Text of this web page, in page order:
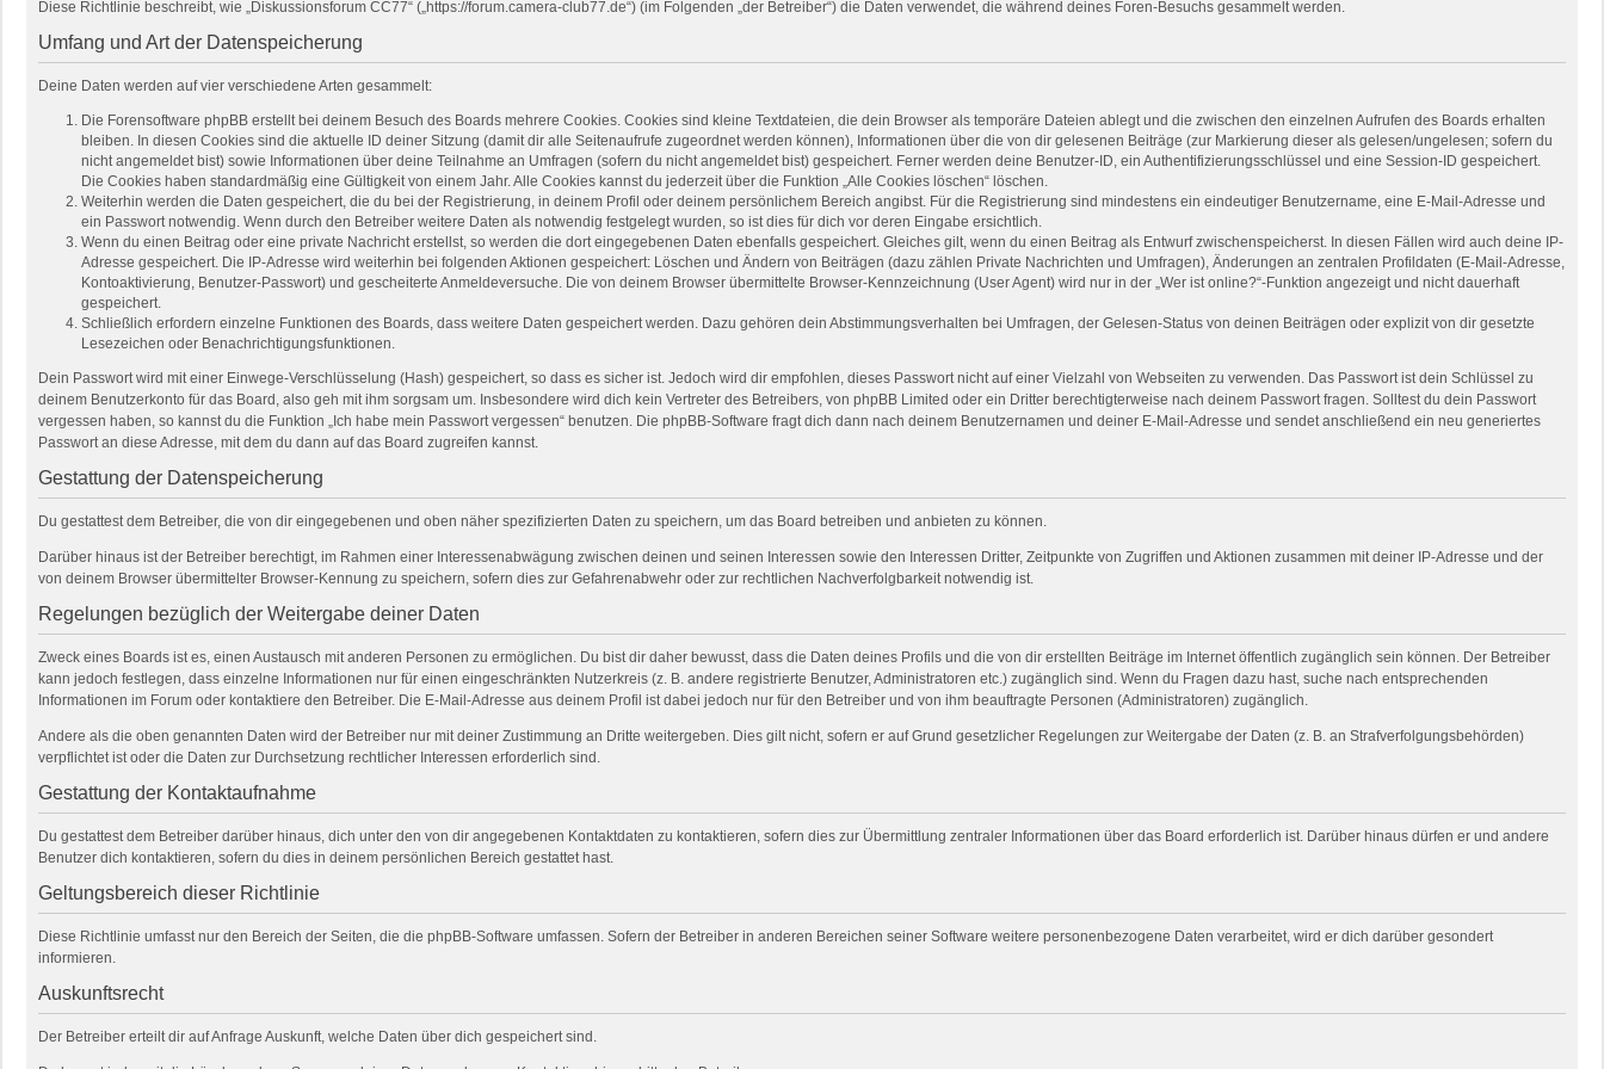
Diese Richtlinie beschreibt, wie „Diskussionsforum CC77“ („https://forum.camera-club77.de“) (im Folgenden „der Betreiber“) die Daten verwendet, die während deines Foren-Besuchs gesammelt werden.
Umfang und Art der Datenspeicherung
Deine Daten werden auf vier verschiedene Arten gesammelt:
Die Forensoftware phpBB erstellt bei deinem Besuch des Boards mehrere Cookies. Cookies sind kleine Textdateien, die dein Browser als temporäre Dateien ablegt und die zwischen den einzelnen Aufrufen des Boards erhalten
bleiben. In diesen Cookies sind die aktuelle ID deiner Sitzung (damit dir alle Seitenaufrufe zugeordnet werden können), Informationen über die von dir gelesenen Beiträge (zur Markierung dieser als gelesen/ungelesen; sofern du
nicht angemeldet bist) sowie Informationen über deine Teilnahme an Umfragen (sofern du nicht angemeldet bist) gespeichert. Ferner werden deine Benutzer-ID, ein Authentifizierungsschlüssel und eine Session-ID gespeichert.
Die Cookies haben standardmäßig eine Gültigkeit von einem Jahr. Alle Cookies kannst du jederzeit über die Funktion „Alle Cookies löschen“ löschen.
Weiterhin werden die Daten gespeichert, die du bei der Registrierung, in deinem Profil oder deinem persönlichem Bereich angibst. Für die Registrierung sind mindestens ein eindeutiger Benutzername, eine E-Mail-Adresse und
ein Passwort notwendig. Wenn durch den Betreiber weitere Daten als notwendig festgelegt wurden, so ist dies für dich vor deren Eingabe ersichtlich.
Wenn du einen Beitrag oder eine private Nachricht erstellst, so werden die dort eingegebenen Daten ebenfalls gespeichert. Gleiches gilt, wenn du einen Beitrag als Entwurf zwischenspeicherst. In diesen Fällen wird auch deine IP-
Adresse gespeichert. Die IP-Adresse wird weiterhin bei folgenden Aktionen gespeichert: Löschen und Ändern von Beiträgen (dazu zählen Private Nachrichten und Umfragen), Änderungen an zentralen Profildaten (E-Mail-Adresse,
Kontoaktivierung, Benutzer-Passwort) und gescheiterte Anmeldeversuche. Die von deinem Browser übermittelte Browser-Kennzeichnung (User Agent) wird nur in der „Wer ist online?“-Funktion angezeigt und nicht dauerhaft
gespeichert.
Schließlich erfordern einzelne Funktionen des Boards, dass weitere Daten gespeichert werden. Dazu gehören dein Abstimmungsverhalten bei Umfragen, der Gelesen-Status von deinen Beiträgen oder explizit von dir gesetzte
Lesezeichen oder Benachrichtigungsfunktionen.
Dein Passwort wird mit einer Einwege-Verschlüsselung (Hash) gespeichert, so dass es sicher ist. Jedoch wird dir empfohlen, dieses Passwort nicht auf einer Vielzahl von Webseiten zu verwenden. Das Passwort ist dein Schlüssel zu
deinem Benutzerkonto für das Board, also geh mit ihm sorgsam um. Insbesondere wird dich kein Vertreter des Betreibers, von phpBB Limited oder ein Dritter berechtigterweise nach deinem Passwort fragen. Solltest du dein Passwort
vergessen haben, so kannst du die Funktion „Ich habe mein Passwort vergessen“ benutzen. Die phpBB-Software fragt dich dann nach deinem Benutzernamen und deiner E-Mail-Adresse und sendet anschließend ein neu generiertes
Passwort an diese Adresse, mit dem du dann auf das Board zugreifen kannst.
Gestattung der Datenspeicherung
Du gestattest dem Betreiber, die von dir eingegebenen und oben näher spezifizierten Daten zu speichern, um das Board betreiben und anbieten zu können.
Darüber hinaus ist der Betreiber berechtigt, im Rahmen einer Interessenabwägung zwischen deinen und seinen Interessen sowie den Interessen Dritter, Zeitpunkte von Zugriffen und Aktionen zusammen mit deiner IP-Adresse und der
von deinem Browser übermittelter Browser-Kennung zu speichern, sofern dies zur Gefahrenabwehr oder zur rechtlichen Nachverfolgbarkeit notwendig ist.
Regelungen bezüglich der Weitergabe deiner Daten
Zweck eines Boards ist es, einen Austausch mit anderen Personen zu ermöglichen. Du bist dir daher bewusst, dass die Daten deines Profils und die von dir erstellten Beiträge im Internet öffentlich zugänglich sein können. Der Betreiber
kann jedoch festlegen, dass einzelne Informationen nur für einen eingeschränkten Nutzerkreis (z. B. andere registrierte Benutzer, Administratoren etc.) zugänglich sind. Wenn du Fragen dazu hast, suche nach entsprechenden
Informationen im Forum oder kontaktiere den Betreiber. Die E-Mail-Adresse aus deinem Profil ist dabei jedoch nur für den Betreiber und von ihm beauftragte Personen (Administratoren) zugänglich.
Andere als die oben genannten Daten wird der Betreiber nur mit deiner Zustimmung an Dritte weitergeben. Dies gilt nicht, sofern er auf Grund gesetzlicher Regelungen zur Weitergabe der Daten (z. B. an Strafverfolgungsbehörden)
verpflichtet ist oder die Daten zur Durchsetzung rechtlicher Interessen erforderlich sind.
Gestattung der Kontaktaufnahme
Du gestattest dem Betreiber darüber hinaus, dich unter den von dir angegebenen Kontaktdaten zu kontaktieren, sofern dies zur Übermittlung zentraler Informationen über das Board erforderlich ist. Darüber hinaus dürfen er und andere
Benutzer dich kontaktieren, sofern du dies in deinem persönlichen Bereich gestattet hast.
Geltungsbereich dieser Richtlinie
Diese Richtlinie umfasst nur den Bereich der Seiten, die die phpBB-Software umfassen. Sofern der Betreiber in anderen Bereichen seiner Software weitere personenbezogene Daten verarbeitet, wird er dich darüber gesondert
informieren.
Auskunftsrecht
Der Betreiber erteilt dir auf Anfrage Auskunft, welche Daten über dich gespeichert sind.